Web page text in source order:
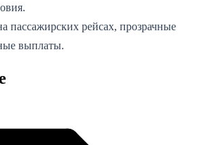
пассажирских рейсах, прозрачные
выплаты.